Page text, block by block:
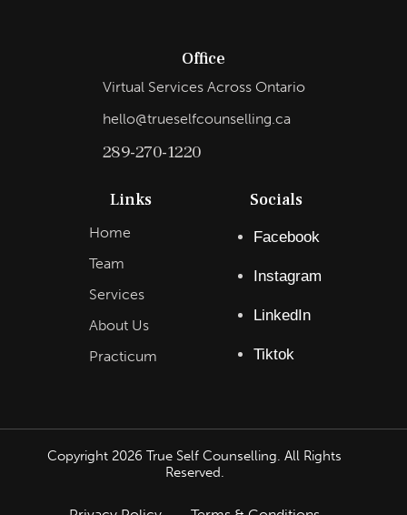
Office
Virtual Services Across Ontario
hello@trueselfcounselling.ca
289-270-1220
Links
Home
Team
Services
About Us
Practicum
Socials
Facebook
Instagram
LinkedIn
Tiktok
Copyright 2026 True Self Counselling. All Rights
Reserved.